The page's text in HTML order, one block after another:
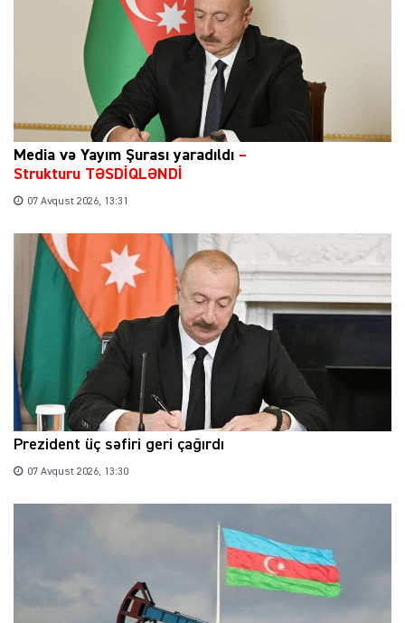
Media və Yayım Şurası yaradıldı –
Strukturu TƏSDİQLƏNDİ
07 Avqust 2026, 13:31
Prezident üç səfiri geri çağırdı
07 Avqust 2026, 13:30